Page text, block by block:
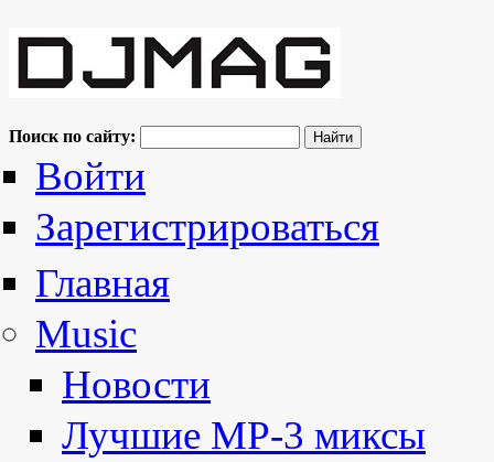
Поиск по сайту:
Войти
Зарегистрироваться
Главная
Music
Новости
Лучшие MP-3 миксы